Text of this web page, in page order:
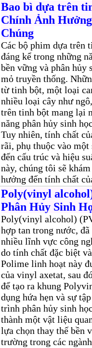
Bao bì dựa trên
Chính Ảnh
Chúng
Các bộ phim dựa trên
đáng kể trong những
bền vững và phân hủy
mỏ truyền thống.
từ tinh bột, một loại
nhiều loại cây như
trên tinh bột mang lại
năng phân hủy sinh
Tuy nhiên, tính chất
rãi, phụ thuộc vào một
đến cấu trúc và hiệu
này, chúng tôi sẽ
hưởng đến tính chất
Poly(vinyl
Phân Hủy Sinh
Poly(vinyl alcohol)
hợp tan trong nước,
nhiều lĩnh vực công
do tính chất đặc biệt
Polime linh hoạt này
của vinyl axetat, sau
để tạo ra khung
dụng hứa hẹn và sự
trình phân hủy sinh
thành một vật liệu
lựa chọn thay thế bền
trường trong các